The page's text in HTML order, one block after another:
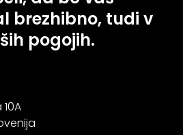
brezhibno, tudi v
pogojih.